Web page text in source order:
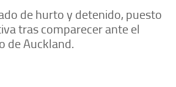
de hurto y detenido, puesto
tras comparecer ante el
de Auckland.